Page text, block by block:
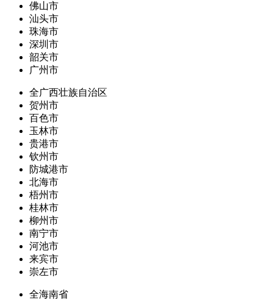
佛山市
汕头市
珠海市
深圳市
韶关市
广州市
全广西壮族自治区
贺州市
百色市
玉林市
贵港市
钦州市
防城港市
北海市
梧州市
桂林市
柳州市
南宁市
河池市
来宾市
崇左市
全海南省